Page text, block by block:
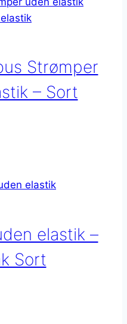
Strømper
– Sort
elastik –
Sort